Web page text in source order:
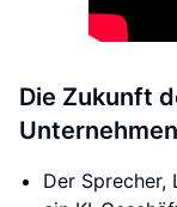
Die Zukunft
Der Sprecher,